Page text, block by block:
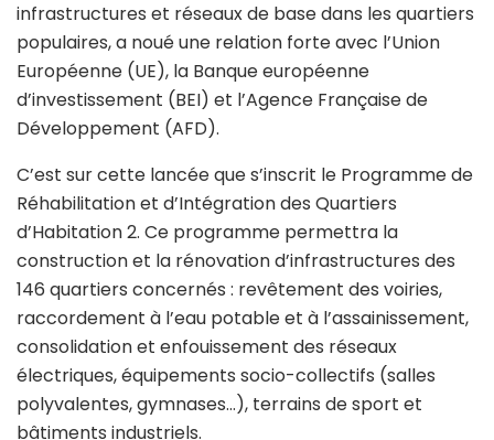
infrastructures et réseaux de base dans les quartiers
populaires, a noué une relation forte avec l’Union
Européenne (UE), la Banque européenne
d’investissement (BEI) et l’Agence Française de
Développement (AFD).
C’est sur cette lancée que s’inscrit le Programme de
Réhabilitation et d’Intégration des Quartiers
d’Habitation 2. Ce programme permettra la
construction et la rénovation d’infrastructures des
146 quartiers concernés : revêtement des voiries,
raccordement à l’eau potable et à l’assainissement,
consolidation et enfouissement des réseaux
électriques, équipements socio-collectifs (salles
polyvalentes, gymnases…), terrains de sport et
bâtiments industriels.